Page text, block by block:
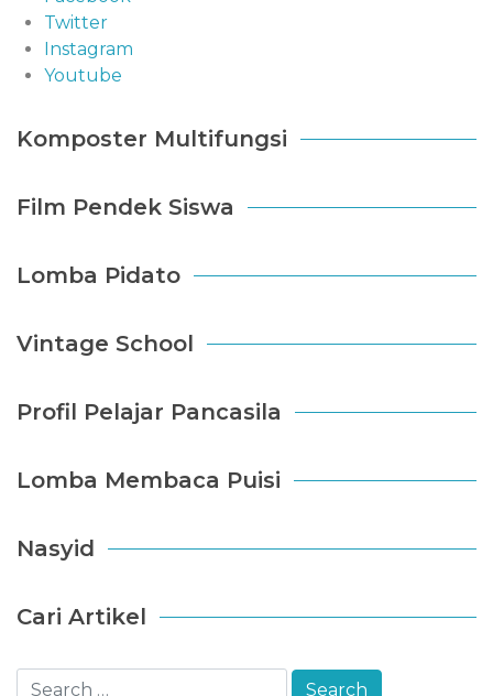
Twitter
Instagram
Youtube
Komposter Multifungsi
Film Pendek Siswa
Lomba Pidato
Vintage School
Profil Pelajar Pancasila
Lomba Membaca Puisi
Nasyid
Cari Artikel